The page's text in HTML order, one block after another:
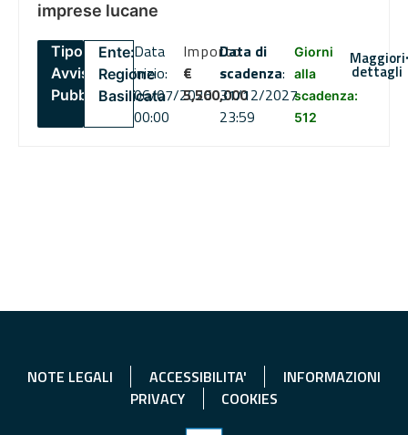
imprese lucane
Tipo:
Avviso
Pubblico
Ente:
Regione
Basilicata
Data
inizio:
06/07/2026
00:00
Importo
€
5,500,000
Data di
scadenza:
31/12/2027
23:59
Giorni
alla
scadenza:
512
Maggiori
dettagli
NOTE LEGALI ACCESSIBILITA'
INFORMAZIONI
PRIVACY
COOKIES